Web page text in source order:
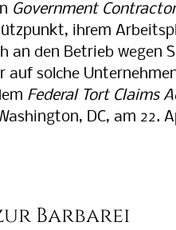
Government Contractor
ihrem
an den Betrieb wegen
auf solche
Federal Tort Claims
DC, am 22.
Barbarei